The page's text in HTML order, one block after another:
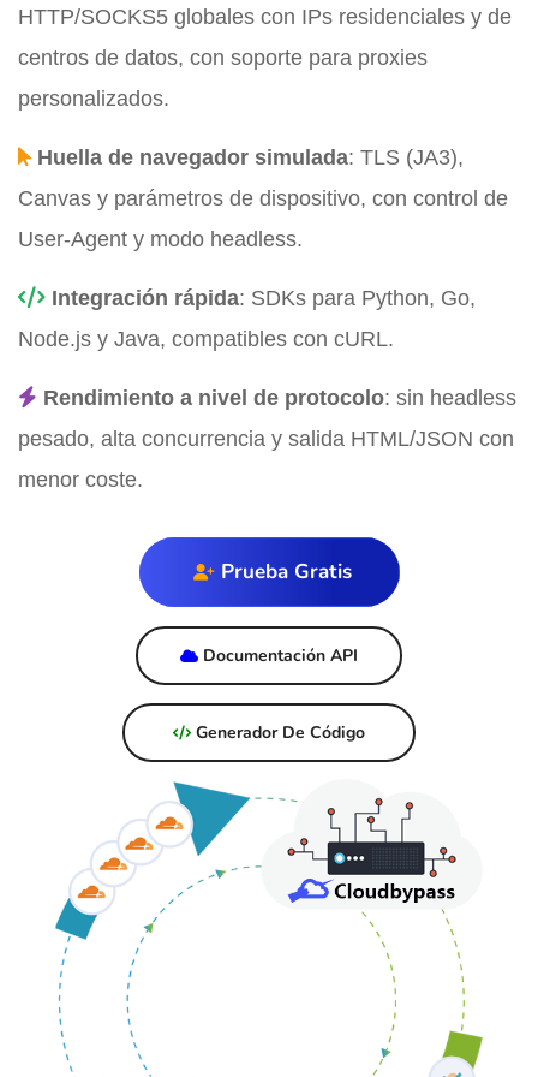
HTTP/SOCKS5 globales con IPs residenciales y de
centros de datos, con soporte para proxies
personalizados.
Huella de navegador simulada: TLS (JA3),
Canvas y parámetros de dispositivo, con control de
User-Agent y modo headless.
Integración rápida: SDKs para Python, Go,
Node.js y Java, compatibles con cURL.
Rendimiento a nivel de protocolo: sin headless
pesado, alta concurrencia y salida HTML/JSON con
menor coste.
Prueba Gratis
Documentación API
Generador De Código